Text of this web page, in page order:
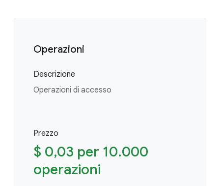
Operazioni
Descrizione
Operazioni di accesso
Prezzo
$ 0,03 per 10.000
operazioni